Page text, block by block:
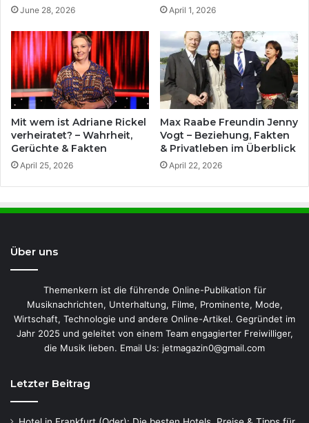
June 28, 2026 April 1, 2026
Mit wem ist Adriane Rickel
verheiratet? – Wahrheit,
Gerüchte & Fakten
April 25, 2026
Max Raabe Freundin Jenny
Vogt – Beziehung, Fakten
& Privatleben im Überblick
April 22, 2026
Über uns
Themenkern ist die führende Online-Publikation für
Musiknachrichten, Unterhaltung, Filme, Prominente, Mode,
Wirtschaft, Technologie und andere Online-Artikel. Gegründet im
Jahr 2025 und geleitet von einem Team engagierter Freiwilliger,
die Musik lieben. Email Us: jetmagazin0@gmail.com
Letzter Beitrag